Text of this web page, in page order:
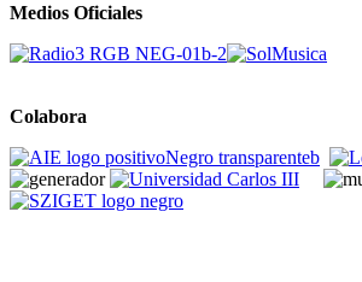
Medios Oficiales
Colabora